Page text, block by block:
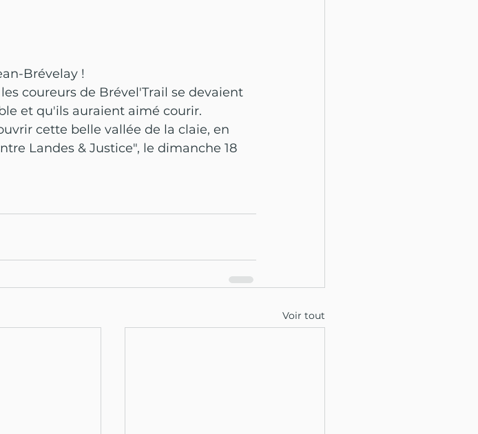
Brévelay !
coureurs de Brével'Trail se devaient
et qu'ils auraient aimé courir.
cette belle vallée de la claie, en
Landes & Justice", le dimanche 18
Voir tout